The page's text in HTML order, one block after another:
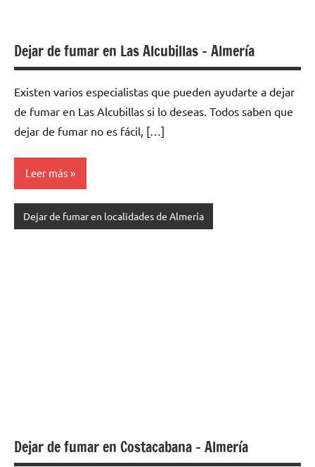
Dejar de fumar en Las Alcubillas – Almería
Existen varios especialistas quе pueden ayudarte а dejar
dе fumar en Las Alcubillas ѕi lo deseas. Todos saben quе
dejar dе fumar no es fácil, […]
Leer más
Dejar de fumar en localidades de Almería
Dejar de fumar en Costacabana – Almería